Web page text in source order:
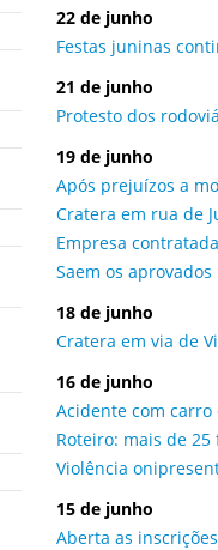
22 de junho
Festas juninas
21 de junho
Protesto dos
19 de junho
Após prejuízos a
Cratera em rua de
Empresa
Saem os
18 de junho
Cratera em via de
16 de junho
Acidente com
Roteiro: mais de
Violência
15 de junho
Aberta as